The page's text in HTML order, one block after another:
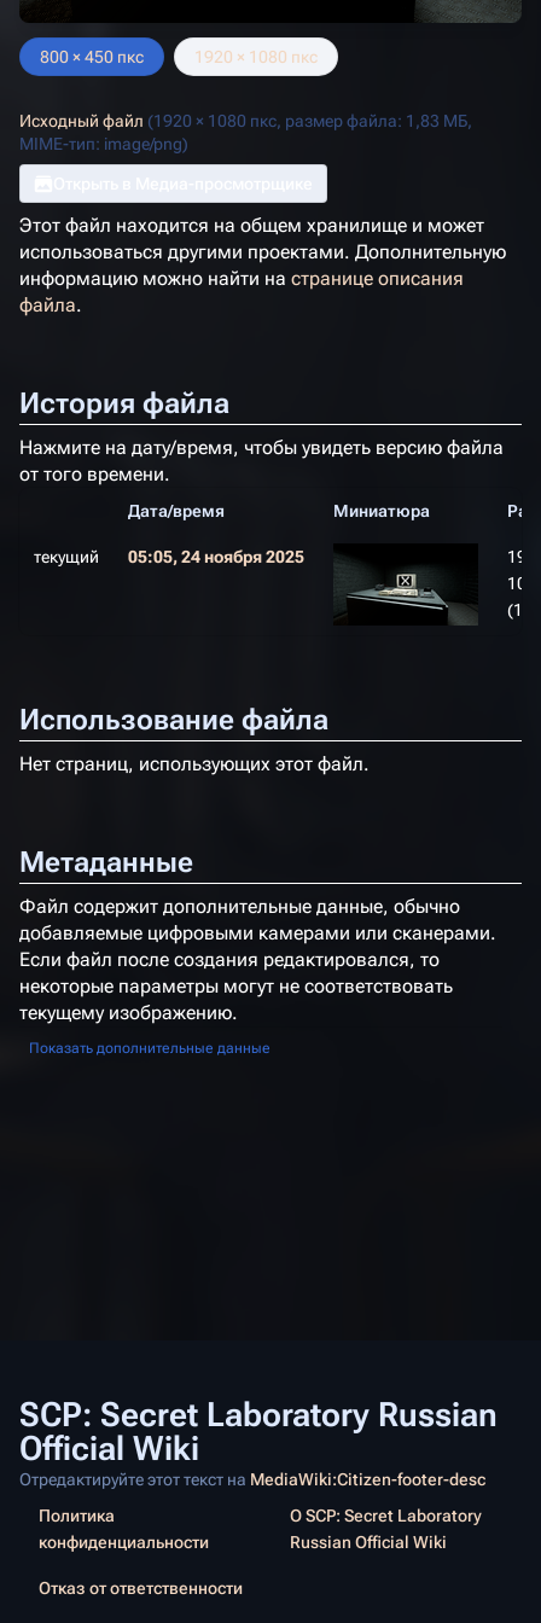
800 × 450 пкс 1920 × 1080 пкс
Исходный файл (1920 × 1080 пкс, размер файла: 1,83 МБ,
MIME-тип: image/png)
Этот файл находится на общем хранилище и может
использоваться другими проектами. Дополнительную
информацию можно найти на странице описания
файла.
История файла
Нажмите на дату/время, чтобы увидеть версию файла
от того времени.
Дата/время Миниатюра
текущий 05:05, 24 ноября 2025
Использование файла
Нет страниц, использующих этот файл.
Метаданные
Файл содержит дополнительные данные, обычно
добавляемые цифровыми камерами или сканерами.
Если файл после создания редактировался, то
некоторые параметры могут не соответствовать
текущему изображению.
Показать дополнительные данные
SCP: Secret Laboratory Russian
Official Wiki
Отредактируйте этот текст на MediaWiki:Citizen-footer-desc
Политика
конфиденциальности
О SCP: Secret Laboratory
Russian Official Wiki
Отказ от ответственности